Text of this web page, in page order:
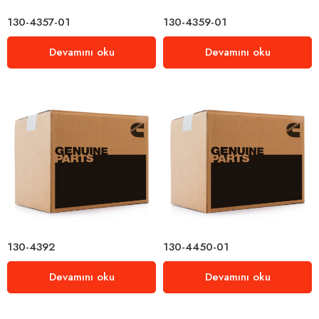
130-4357-01
Devamını oku
130-4359-01
Devamını oku
130-4392
Devamını oku
130-4450-01
Devamını oku